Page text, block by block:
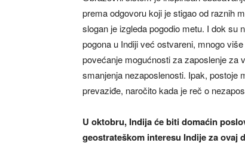
prema odgovoru koji je stigao od raznih
slogan je izgleda pogodio metu. I dok su
pogona u Indiji već ostvareni, mnogo
povećanje mogućnosti za zaposlenje za
smanjenja nezaposlenosti. Ipak, postoje
prevaziđe, naročito kada je reč o
U oktobru, Indija će biti domaćin
geostrateškom interesu Indije za ovaj